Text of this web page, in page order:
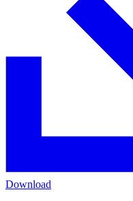
Download